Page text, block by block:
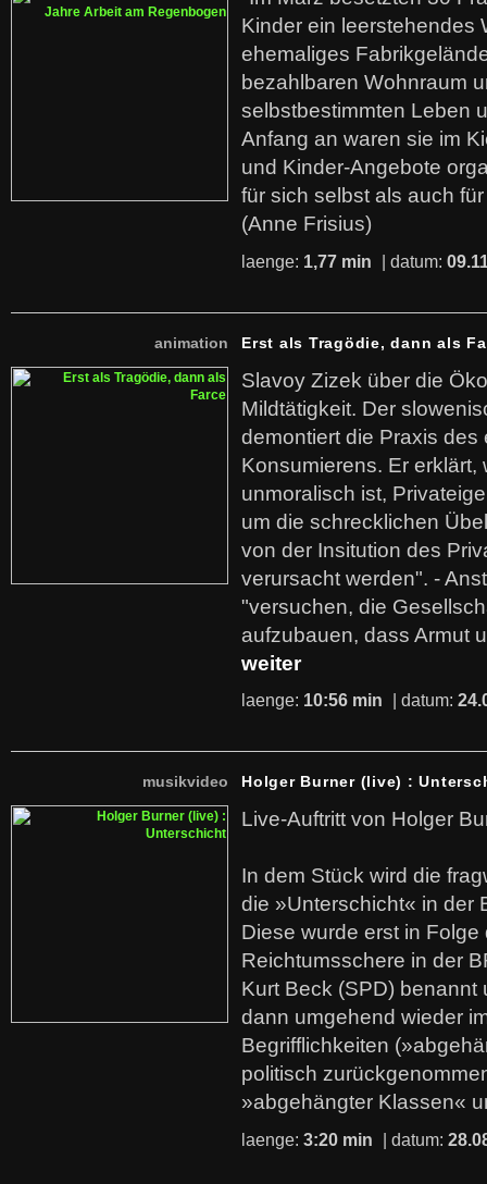
Kinder ein leerstehendes
ehemaliges
bezahlbaren Wohnraum
selbstbestimmten Leben
Anfang an waren sie im
und Kinder-Angebote
für sich selbst als auch
(Anne Frisius)
laenge: 1,77 min | datum:
animation Erst als Tragödie, dann als
Slavoy Zizek über die
Mildtätigkeit. Der
demontiert die Praxis des
Konsumierens. Er erklärt,
unmoralisch ist,
um die schrecklichen
von der Insitution des
verursacht werden". -
"versuchen, die
aufzubauen, dass Armut
weiter
laenge: 10:56 min | datum:
musikvideo Holger Burner (live) :
Live-Auftritt von Holger
In dem Stück wird die
die »Unterschicht« in der
Diese wurde erst in
Reichtumsschere in der
Kurt Beck (SPD)
dann umgehend wieder
Begrifflichkeiten
politisch
»abgehängter Klassen«
laenge: 3:20 min | datum: